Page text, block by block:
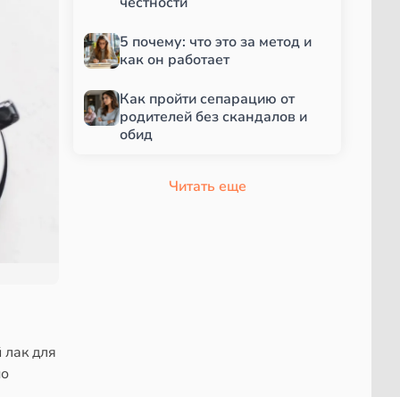
для
5 почему: что это за метод и
как он работает
Как пройти сепарацию от
родителей без скандалов и
обид
Читать еще